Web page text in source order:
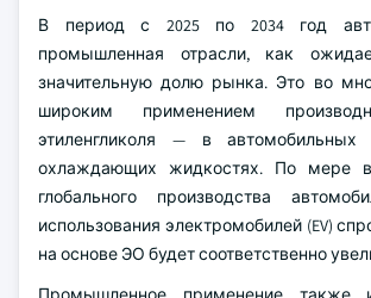
В период с 2025 по 2034 год
промышленная отрасли, как
значительную долю рынка. Это во
широким применением
этиленгликоля — в автомобильных
охлаждающих жидкостях. По мере
глобального производства
использования электромобилей (EV)
на основе ЭО будет соответственно